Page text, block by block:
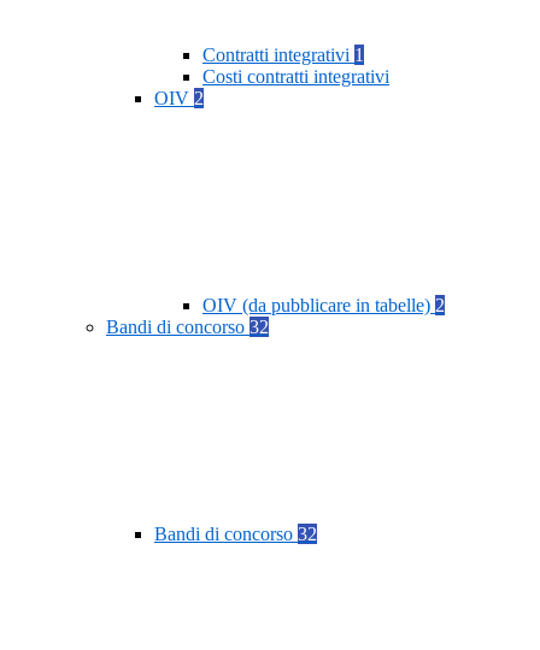
Contratti integrativi 1
Costi contratti integrativi
OIV 2
OIV (da pubblicare in tabelle) 2
Bandi di concorso 32
Bandi di concorso 32